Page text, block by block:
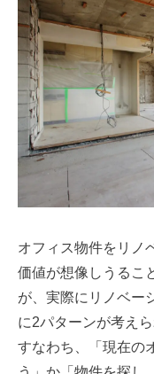
オフィス物件をリノ
価値が想像しうるこ
が、実際にリノベー
に2パターンが考えら
すなわち、「現在の